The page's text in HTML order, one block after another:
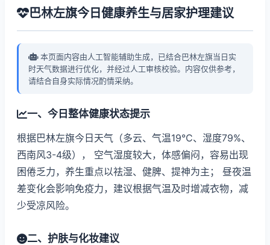
巴林左旗今日健康养生与居家护理建议
本页面内容由人工智能辅助生成，已结合巴林左旗当日实
时天气数据进行优化，并经过人工审核校验。内容仅供参考，
请结合自身实际情况酌情采纳。
一、今日整体健康状态提示
根据巴林左旗今日天气（多云、气温19℃、湿度79%、
西南风3-4级）， 空气湿度较大，体感偏闷，容易出现
困倦乏力，养生重点以祛湿、健脾、提神为主； 昼夜温
差变化会影响免疫力，建议根据气温及时增减衣物，减
少受凉风险。
二、护肤与化妆建议